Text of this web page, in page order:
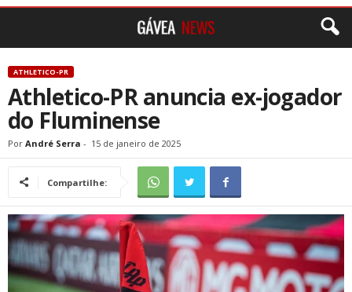
ATHLETICO-PR
Athletico-PR anuncia ex-jogador
do Fluminense
Por André Serra - 15 de janeiro de 2025
Compartilhe: